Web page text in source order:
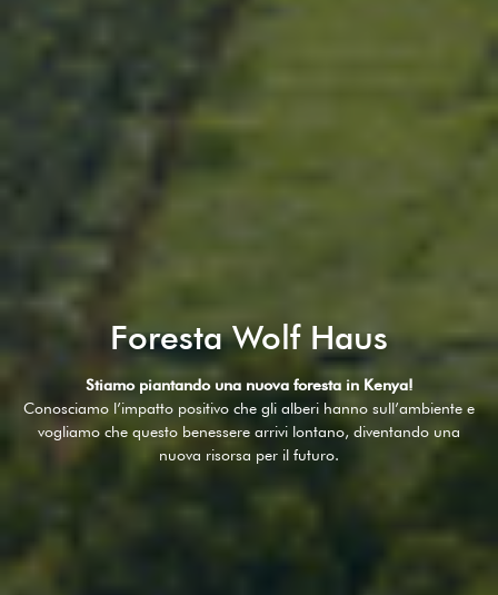
Foresta Wolf Haus
Stiamo piantando una nuova foresta in Kenya!
Conosciamo l’impatto positivo che gli alberi hanno sull’ambiente e
vogliamo che questo benessere arrivi lontano, diventando una
nuova risorsa per il futuro.